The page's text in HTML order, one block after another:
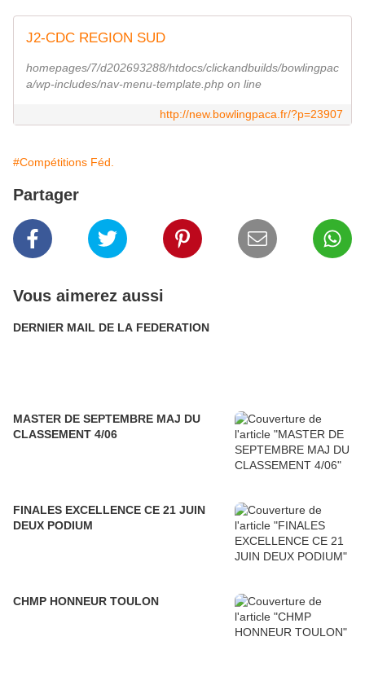
J2-CDC REGION SUD
homepages/7/d202693288/htdocs/clickandbuilds/bowlingpac
a/wp-includes/nav-menu-template.php on line
http://new.bowlingpaca.fr/?p=23907
#Compétitions Féd.
Partager
Vous aimerez aussi
DERNIER MAIL DE LA FEDERATION
MASTER DE SEPTEMBRE MAJ DU
CLASSEMENT 4/06
FINALES EXCELLENCE CE 21 JUIN
DEUX PODIUM
CHMP HONNEUR TOULON